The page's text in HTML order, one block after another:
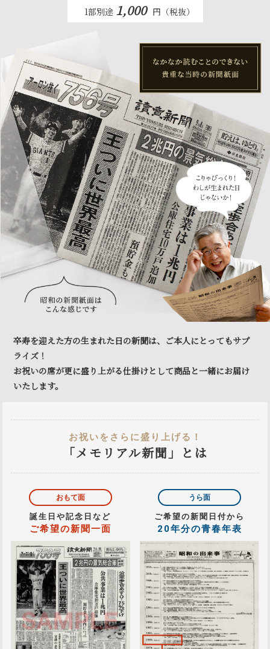
1部別途 1,000 円（税抜）
卒寿を迎えた方の生まれた日の新聞は、ご本人にとってもサプ
ライズ！
お祝いの席が更に盛り上がる仕掛けとして商品と一緒にお届け
いたします。
お祝いをさらに盛り上げる！
「メモリアル新聞」とは
おもて面
誕生日や記念日など
ご希望の新聞一面
うら面
ご希望の新聞日付から
20年分の青春年表